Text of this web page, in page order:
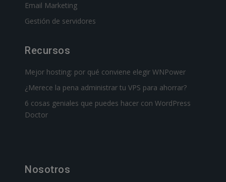
Email Marketing
Gestión de servidores
Recursos
Mejor hosting: por qué conviene elegir WNPower
¿Merece la pena administrar tu VPS para ahorrar?
6 cosas geniales que puedes hacer con WordPress
Doctor
Nosotros